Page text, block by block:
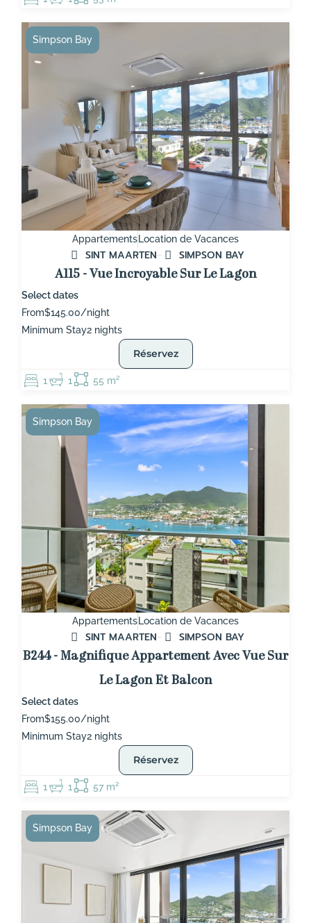
Appartements Location de Vacances
SINT MAARTEN
SIMPSON BAY
A115 - Vue Incroyable Sur Le Lagon
Select dates
From$145.00/night
Minimum Stay2 nights
Réservez
1 1 55 m²
Simpson Bay
Appartements Location de Vacances
SINT MAARTEN
SIMPSON BAY
B244 - Magnifique Appartement Avec Vue Sur
Le Lagon Et Balcon
Select dates
From$155.00/night
Minimum Stay2 nights
Réservez
1 1 57 m²
Simpson Bay
Simpson Bay